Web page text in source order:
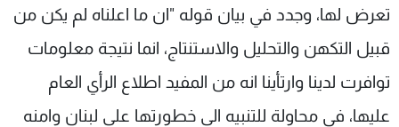
تعرض لها، وجدد في بيان قوله "ان ما اعلناه لم يكن من
قبيل التكهن والتحليل والاستنتاج، انما نتيجة معلومات
توافرت لدينا وارتأينا انه من المفيد اطلاع الرأي العام
عليها، في محاولة للتنبيه الى خطورتها على لبنان وامنه
عن MTV
الإنـتـاج
لاعلاناتكم
وظائف
تواصل معنا
شروط الإسـتخدام
سياسة الخصوصية